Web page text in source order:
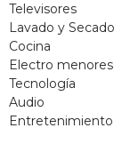
Televisores
Lavado y Secado
Cocina
Electro menores
Tecnología
Audio
Entretenimiento